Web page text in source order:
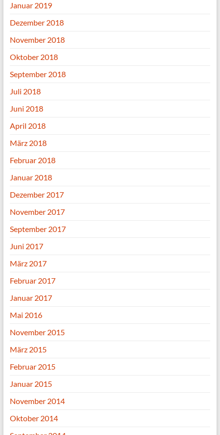
Januar 2019
Dezember 2018
November 2018
Oktober 2018
September 2018
Juli 2018
Juni 2018
April 2018
März 2018
Februar 2018
Januar 2018
Dezember 2017
November 2017
September 2017
Juni 2017
März 2017
Februar 2017
Januar 2017
Mai 2016
November 2015
März 2015
Februar 2015
Januar 2015
November 2014
Oktober 2014